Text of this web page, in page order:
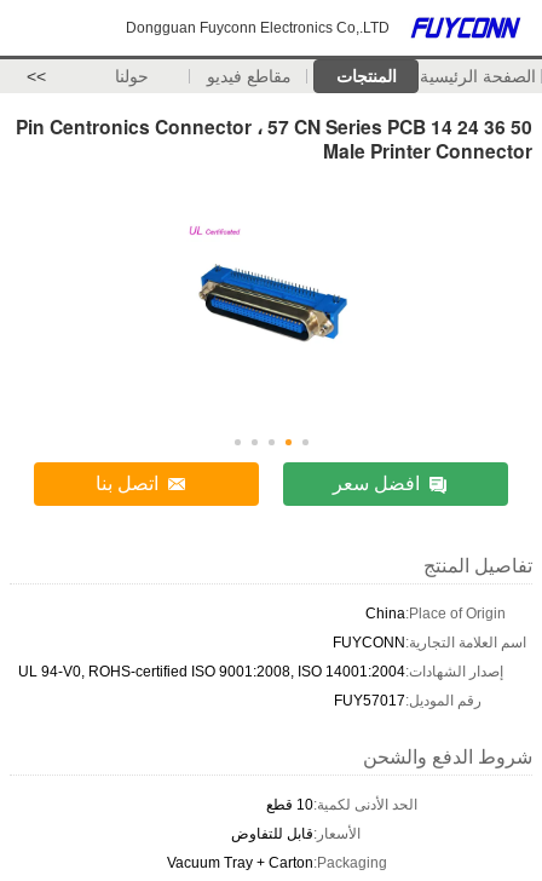
Dongguan Fuyconn Electronics Co,.LTD
الصفحة الرئيسية المنتجات مقاطع فيديو حولنا >>
50 36 24 14 Pin Centronics Connector ، 57 CN Series PCB
Male Printer Connector
افضل سعر اتصل بنا
تفاصيل المنتج
Place of Origin:
China
اسم العلامة التجارية:FUYCONN
إصدار الشهادات:UL 94-V0, ROHS-certified ISO 9001:2008, ISO 14001:2004
رقم الموديل:FUY57017
شروط الدفع والشحن
الحد الأدنى لكمية:10 قطع
الأسعار:قابل للتفاوض
Packaging:
Vacuum Tray + Carton